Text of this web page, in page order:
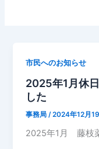
市民へのお知らせ
2025年1月休
した
事務局 /2024年12月
2025年1月 藤枝